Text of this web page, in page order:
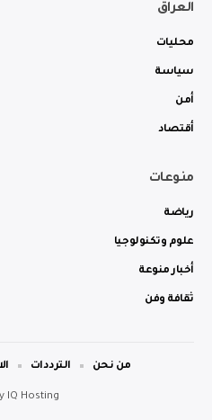
العراق
محليات
سياسة
أمن
أقتصاد
منوعات
رياضة
علوم وتكنولوجيا
أخبار منوعة
ثقافة وفن
IQ Hosting
من نحن الترددات